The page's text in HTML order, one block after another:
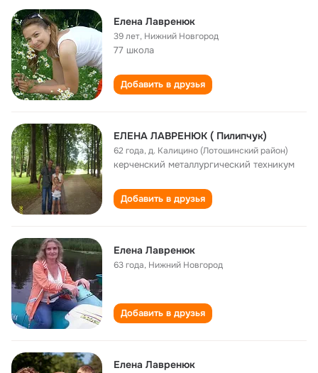
Елена Лавренюк
39 лет, Нижний Новгород
77 школа
Добавить в друзья
ЕЛЕНА ЛАВРЕНЮК ( Пилипчук)
62 года,д. Калицино (Лотошинский район)
керченский металлургический техникум
Добавить в друзья
Елена Лавренюк
63 года, Нижний Новгород
Добавить в друзья
Елена Лавренюк